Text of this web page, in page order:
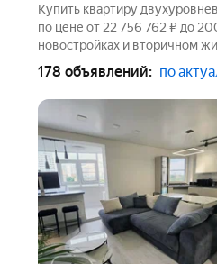
Купить квартиру
по цене от 22 756 762 ₽ до
новостройках и вторичном
178 объявлений: по